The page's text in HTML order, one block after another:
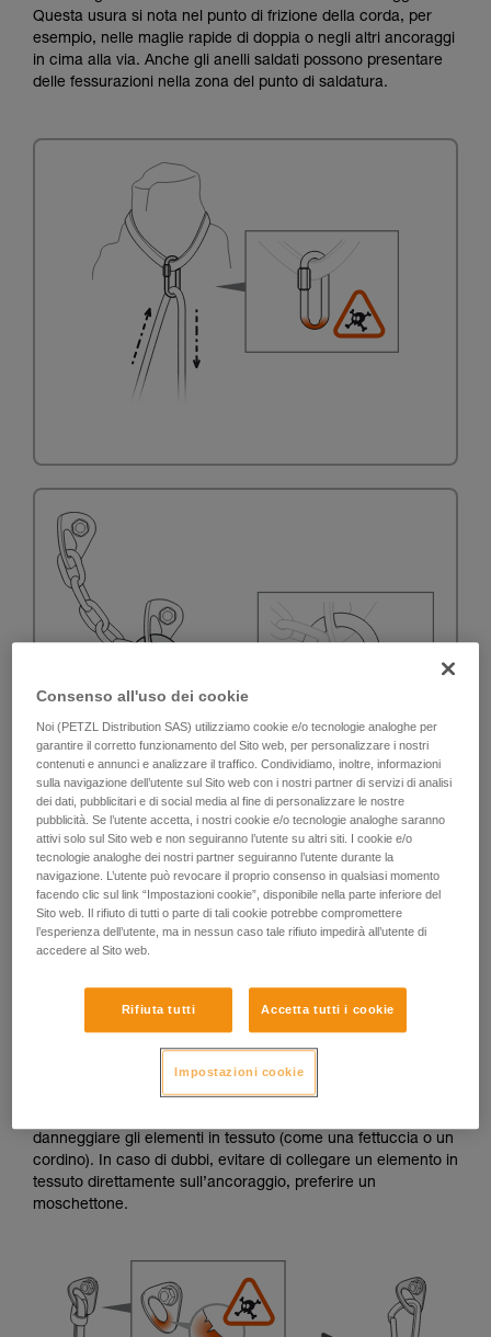
Questa usura si nota nel punto di frizione della corda, per
esempio, nelle maglie rapide di doppia o negli altri ancoraggi
in cima alla via. Anche gli anelli saldati possono presentare
delle fessurazioni nella zona del punto di saldatura.
Sbavature e spigoli vivi
Quando il bordo di una placchetta o di un chiodo presenta
danneggiare gli elementi in tessuto (come una fettuccia o un
cordino). In caso di dubbi, evitare di collegare un elemento in
tessuto direttamente sull’ancoraggio, preferire un
moschettone.
Consenso all'uso dei cookie
Noi (PETZL Distribution SAS) utilizziamo cookie e/o tecnologie analoghe per
garantire il corretto funzionamento del Sito web, per personalizzare i nostri
contenuti e annunci e analizzare il traffico. Condividiamo, inoltre, informazioni
sulla navigazione dell’utente sul Sito web con i nostri partner di servizi di analisi
dei dati, pubblicitari e di social media al fine di personalizzare le nostre
pubblicità. Se l’utente accetta, i nostri cookie e/o tecnologie analoghe saranno
attivi solo sul Sito web e non seguiranno l’utente su altri siti. I cookie e/o
tecnologie analoghe dei nostri partner seguiranno l’utente durante la
navigazione. L’utente può revocare il proprio consenso in qualsiasi momento
facendo clic sul link “Impostazioni cookie”, disponibile nella parte inferiore del
Sito web. Il rifiuto di tutti o parte di tali cookie potrebbe compromettere
l’esperienza dell’utente, ma in nessun caso tale rifiuto impedirà all’utente di
accedere al Sito web.
Rifiuta tutti Accetta tutti i cookie
Impostazioni cookie